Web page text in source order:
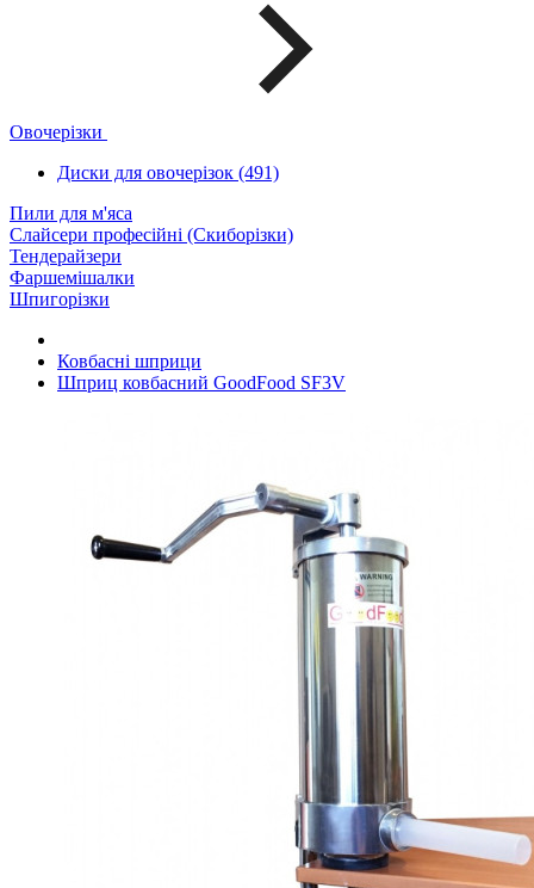
Овочерізки
Диски для овочерізок (491)
Пили для м'яса
Слайсери професійні (Скиборізки)
Тендерайзери
Фаршемішалки
Шпигорізки
Ковбасні шприци
Шприц ковбасний GoodFood SF3V